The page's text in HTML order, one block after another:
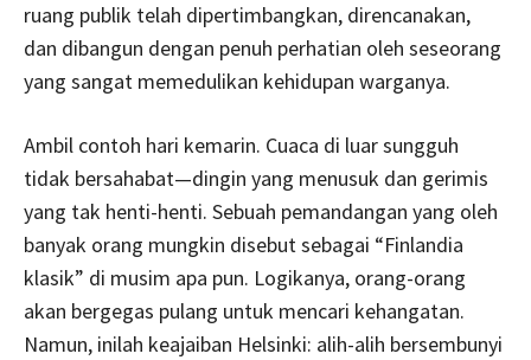
ruang publik telah dipertimbangkan, direncanakan,
dan dibangun dengan penuh perhatian oleh seseorang
yang sangat memedulikan kehidupan warganya.
Ambil contoh hari kemarin. Cuaca di luar sungguh
tidak bersahabat—dingin yang menusuk dan gerimis
yang tak henti-henti. Sebuah pemandangan yang oleh
banyak orang mungkin disebut sebagai “Finlandia
klasik” di musim apa pun. Logikanya, orang-orang
akan bergegas pulang untuk mencari kehangatan.
Namun, inilah keajaiban Helsinki: alih-alih bersembunyi